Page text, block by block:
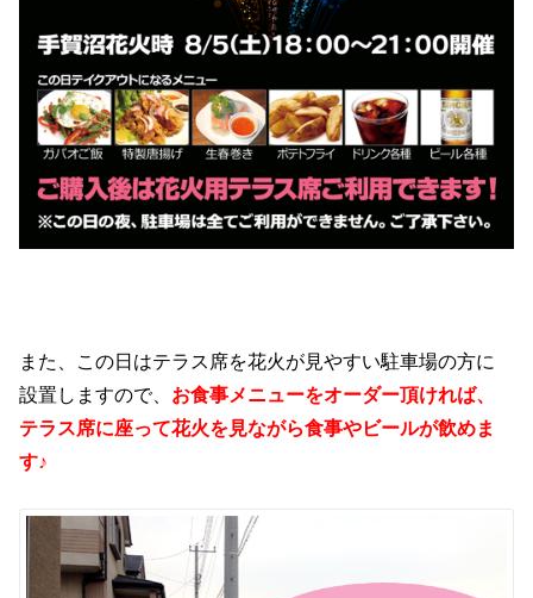
また、この日はテラス席を花火が見やすい駐車場の方に
設置しますので、 お食事メニューをオーダー頂ければ、
テラス席に座って花火を見ながら食事やビールが飲めま
す♪